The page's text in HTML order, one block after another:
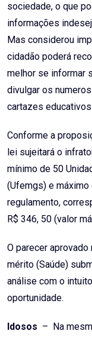
sociedade, o que
informações
Mas considerou
cidadão poderá
melhor se informar
divulgar os
cartazes educativos.
Conforme a
lei sujeitará o
mínimo de 50
(Ufemgs) e
regulamento,
R$ 346, 50 (valor
O parecer
mérito (Saúde)
análise com o
oportunidade.
Idosos – Na